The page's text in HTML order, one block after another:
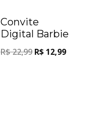
Convite
Digital Barbie
R$22,99 R$ 12,99